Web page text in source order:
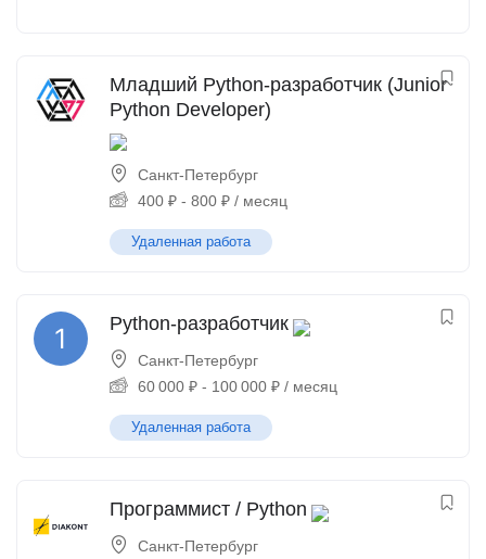
Младший Python-разработчик (Junior
Python Developer)
Санкт-Петербург
400 ₽ - 800 ₽ / месяц
Удаленная работа
Python-разработчик
Санкт-Петербург
60 000 ₽ - 100 000 ₽ / месяц
Удаленная работа
Программист / Python
Санкт-Петербург